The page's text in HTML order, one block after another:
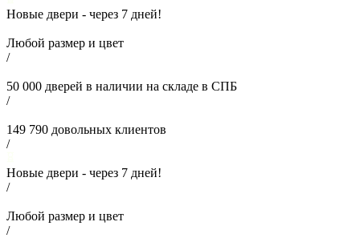
Новые двери - через 7 дней!
Любой размер и цвет
/
50 000 дверей в наличии на складе в СПБ
/
149 790 довольных клиентов
/
Новые двери - через 7 дней!
/
Любой размер и цвет
/